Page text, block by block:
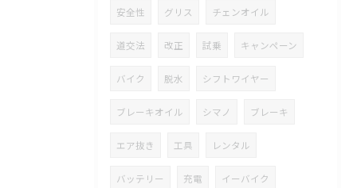
安全性 グリス チェンオイル
道交法 改正 試乗 キャンペーン
バイク 脱水 シフトワイヤー
ブレーキオイル シマノ ブレーキ
エア抜き 工具 レンタル
バッテリー 充電 イーバイク